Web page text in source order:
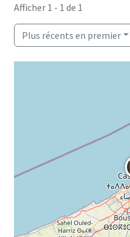
Mon compte
Afficher 1 - 1 de 1
Plus récents en premier